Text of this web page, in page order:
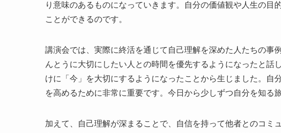
り意味のあるものになっていきます。自分の価値観や人生の目
ことができるのです。
講演会では、実際に終活を通じて自己理解を深めた人たちの事
んとうに大切にしたい人との時間を優先するようになったと話
けに「今」を大切にするようになったことから生じました。自
を高めるために非常に重要です。今日から少しずつ自分を知る
加えて、自己理解が深まることで、自信を持って他者とのコミ